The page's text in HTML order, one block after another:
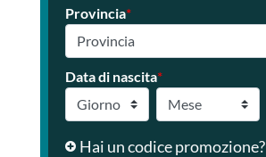
Provincia*
Data di nascita*
Hai un codice promozione?